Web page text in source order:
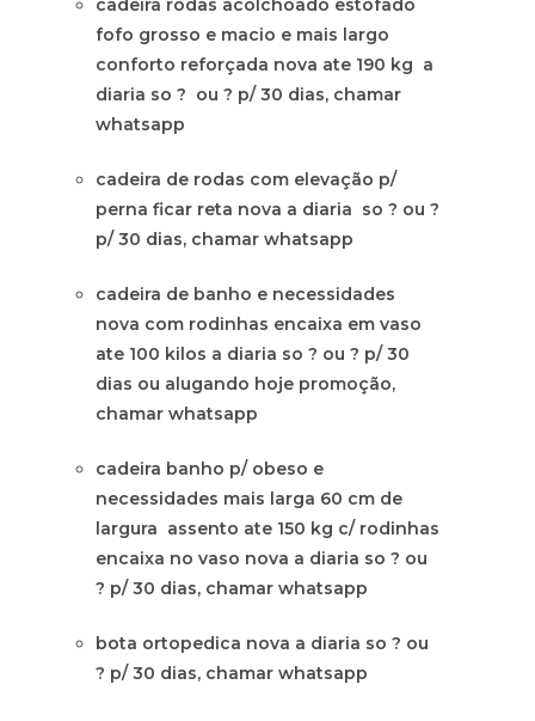
cadeira rodas acolchoado estofado
fofo grosso e macio e mais largo
conforto reforçada nova ate 190 kg a
diaria so ? ou ? p/ 30 dias, chamar
whatsapp
cadeira de rodas com elevação p/
perna ficar reta nova a diaria so ? ou ?
p/ 30 dias, chamar whatsapp
cadeira de banho e necessidades
nova com rodinhas encaixa em vaso
ate 100 kilos a diaria so ? ou ? p/ 30
dias ou alugando hoje promoção,
chamar whatsapp
cadeira banho p/ obeso e
necessidades mais larga 60 cm de
largura assento ate 150 kg c/ rodinhas
encaixa no vaso nova a diaria so ? ou
? p/ 30 dias, chamar whatsapp
bota ortopedica nova a diaria so ? ou
? p/ 30 dias, chamar whatsapp